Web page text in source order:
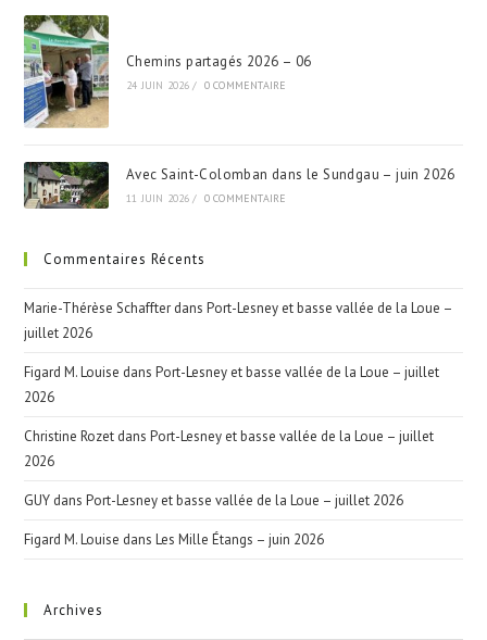
Chemins partagés 2026 – 06
24 JUIN 2026 / 0 COMMENTAIRE
Avec Saint-Colomban dans le Sundgau – juin 2026
11 JUIN 2026 / 0 COMMENTAIRE
Commentaires Récents
Marie-Thérèse Schaffter dansPort-Lesney et basse vallée de la Loue –
juillet 2026
Figard M. Louise dansPort-Lesney et basse vallée de la Loue – juillet
2026
Christine Rozet dansPort-Lesney et basse vallée de la Loue – juillet
2026
GUY dansPort-Lesney et basse vallée de la Loue – juillet 2026
Figard M. Louise dansLes Mille Étangs – juin 2026
Archives